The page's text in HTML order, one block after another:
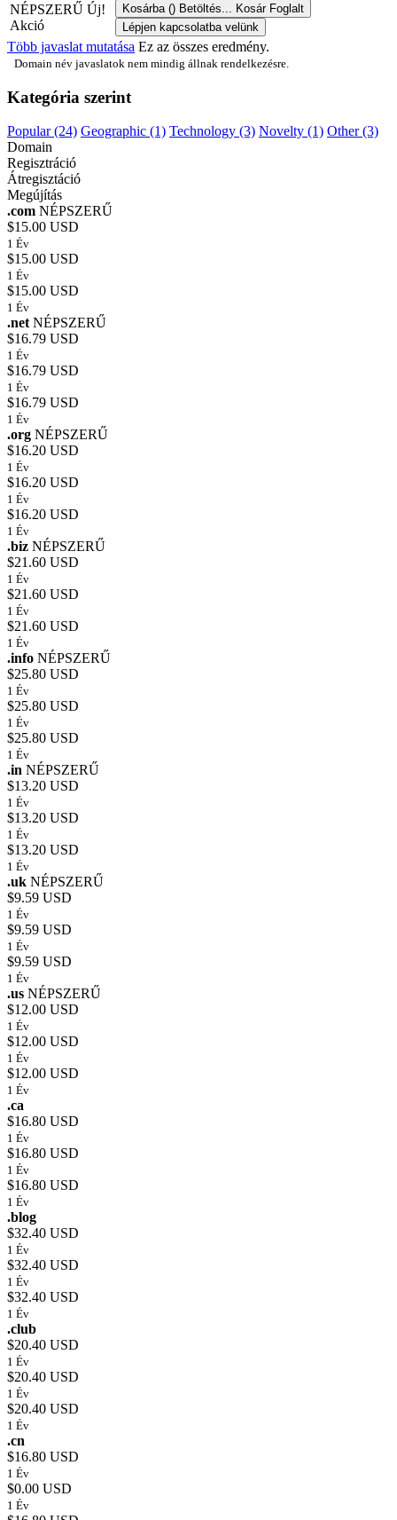
NÉPSZERŰ Új!
Akció
Kosárba () Betöltés... Kosár Foglalt
Lépjen kapcsolatba velünk
Több javaslat mutatása Ez az összes eredmény.
Domain név javaslatok nem mindig állnak rendelkezésre.
Kategória szerint
Popular (24) Geographic (1) Technology (3) Novelty (1) Other (3)
Domain
Regisztráció
Átregisztáció
Megújítás
.com NÉPSZERŰ
$15.00 USD
1 Év
$15.00 USD
1 Év
$15.00 USD
1 Év
.net NÉPSZERŰ
$16.79 USD
1 Év
$16.79 USD
1 Év
$16.79 USD
1 Év
.org NÉPSZERŰ
$16.20 USD
1 Év
$16.20 USD
1 Év
$16.20 USD
1 Év
.biz NÉPSZERŰ
$21.60 USD
1 Év
$21.60 USD
1 Év
$21.60 USD
1 Év
.info NÉPSZERŰ
$25.80 USD
1 Év
$25.80 USD
1 Év
$25.80 USD
1 Év
.in NÉPSZERŰ
$13.20 USD
1 Év
$13.20 USD
1 Év
$13.20 USD
1 Év
.uk NÉPSZERŰ
$9.59 USD
1 Év
$9.59 USD
1 Év
$9.59 USD
1 Év
.us NÉPSZERŰ
$12.00 USD
1 Év
$12.00 USD
1 Év
$12.00 USD
1 Év
.ca
$16.80 USD
1 Év
$16.80 USD
1 Év
$16.80 USD
1 Év
.blog
$32.40 USD
1 Év
$32.40 USD
1 Év
$32.40 USD
1 Év
.club
$20.40 USD
1 Év
$20.40 USD
1 Év
$20.40 USD
1 Év
.cn
$16.80 USD
1 Év
$0.00 USD
1 Év